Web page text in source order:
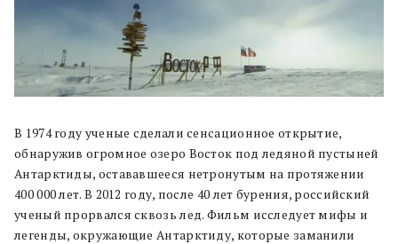
В 1974 году ученые сделали сенсационное открытие,
обнаружив огромное озеро Восток под ледяной пустыней
Антарктиды, остававшееся нетронутым на протяжении
400 000 лет. В 2012 году, после 40 лет бурения, российский
ученый прорвался сквозь лед. Фильм исследует мифы и
легенды, окружающие Антарктиду, которые заманили